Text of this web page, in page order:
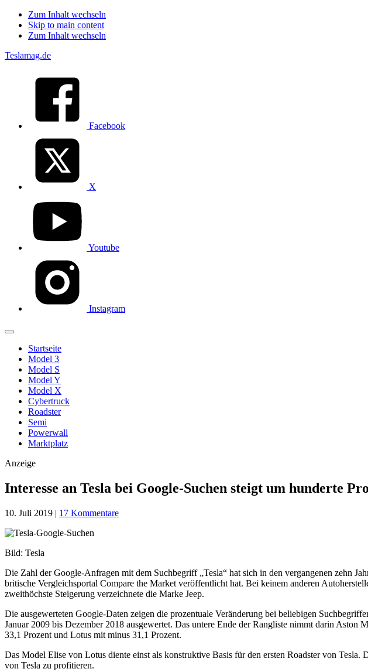
Zum Inhalt wechseln
Skip to main content
Zum Inhalt wechseln
Teslamag.de
Facebook
X
Youtube
Instagram
Startseite
Model 3
Model S
Model Y
Model X
Cybertruck
Roadster
Semi
Powerwall
Marktplatz
Anzeige
Interesse an Tesla bei Google-Suchen steigt um hunderte
10. Juli 2019 | 17 Kommentare
Bild: Tesla
Die Zahl der Google-Anfragen mit dem Suchbegriff „Tesla“ hat sich in den vergangenen zehn
britische Vergleichsportal Compare the Market veröffentlicht hat. Bei keinem anderen
zweithöchste Steigerung verzeichnete die Marke Jeep.
Die ausgewerteten Google-Daten zeigen die prozentuale Veränderung bei beliebigen
Januar 2009 bis Dezember 2018 ausgewertet. Das untere Ende der Rangliste nimmt darin
33,1 Prozent und Lotus mit minus 31,1 Prozent.
Das Model Elise von Lotus diente einst als konstruktive Basis für den ersten Roadster von
von Tesla zu profitieren.